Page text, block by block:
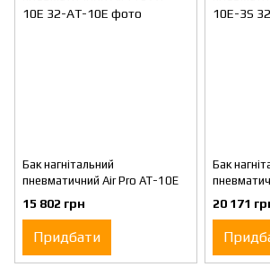
Бак нагнітальний
пневматичний Air Pro AT-10E
15 802 грн
Придбати
Бак
3S
20 171